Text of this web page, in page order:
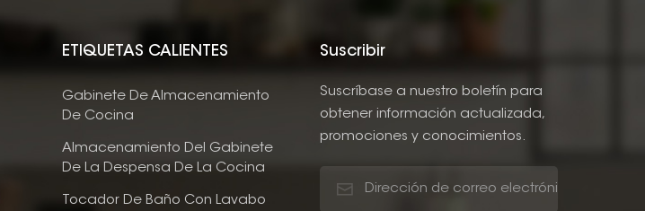
ETIQUETAS CALIENTES
Gabinete De Almacenamiento
De Cocina
Almacenamiento Del Gabinete
De La Despensa De La Cocina
Tocador De Baño Con Lavabo
Suscribir
Suscríbase a nuestro boletín para
obtener información actualizada,
promociones y conocimientos.